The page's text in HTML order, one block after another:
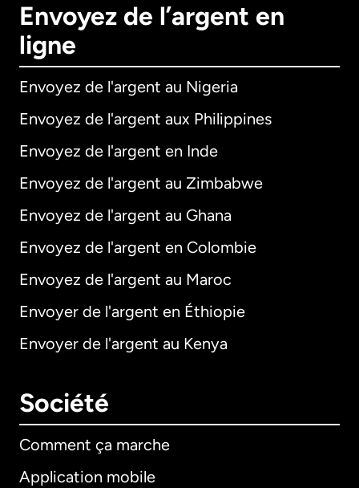
Envoyez de l’argent en
ligne
Envoyez de l'argent au Nigeria
Envoyez de l'argent aux Philippines
Envoyez de l'argent en Inde
Envoyez de l'argent au Zimbabwe
Envoyez de l'argent au Ghana
Envoyez de l'argent en Colombie
Envoyez de l'argent au Maroc
Envoyer de l'argent en Éthiopie
Envoyer de l'argent au Kenya
Société
Comment ça marche
Application mobile